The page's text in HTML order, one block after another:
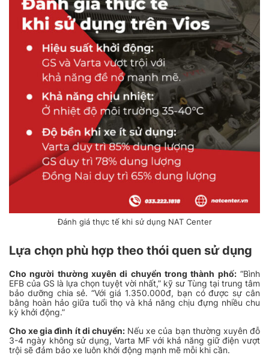
Đánh giá thực tế khi sử dụng NAT Center
Lựa chọn phù hợp theo thói quen sử dụng
Cho người thường xuyên di chuyển trong thành phố:“Bình
EFB của GS là lựa chọn tuyệt vời nhất,” kỹ sư Tùng tại trung tâm
bảo dưỡng chia sẻ. “Với giá 1.350.000đ, bạn có được sự cân
bằng hoàn hảo giữa tuổi thọ và khả năng chịu đựng nhiều chu
kỳ khởi động.”
Cho xe gia đình ít di chuyển:Nếu xe của bạn thường xuyên đỗ
3-4 ngày không sử dụng, Varta MF với khả năng giữ điện vượt
trội sẽ đảm bảo xe luôn khởi động mạnh mẽ mỗi khi cần.